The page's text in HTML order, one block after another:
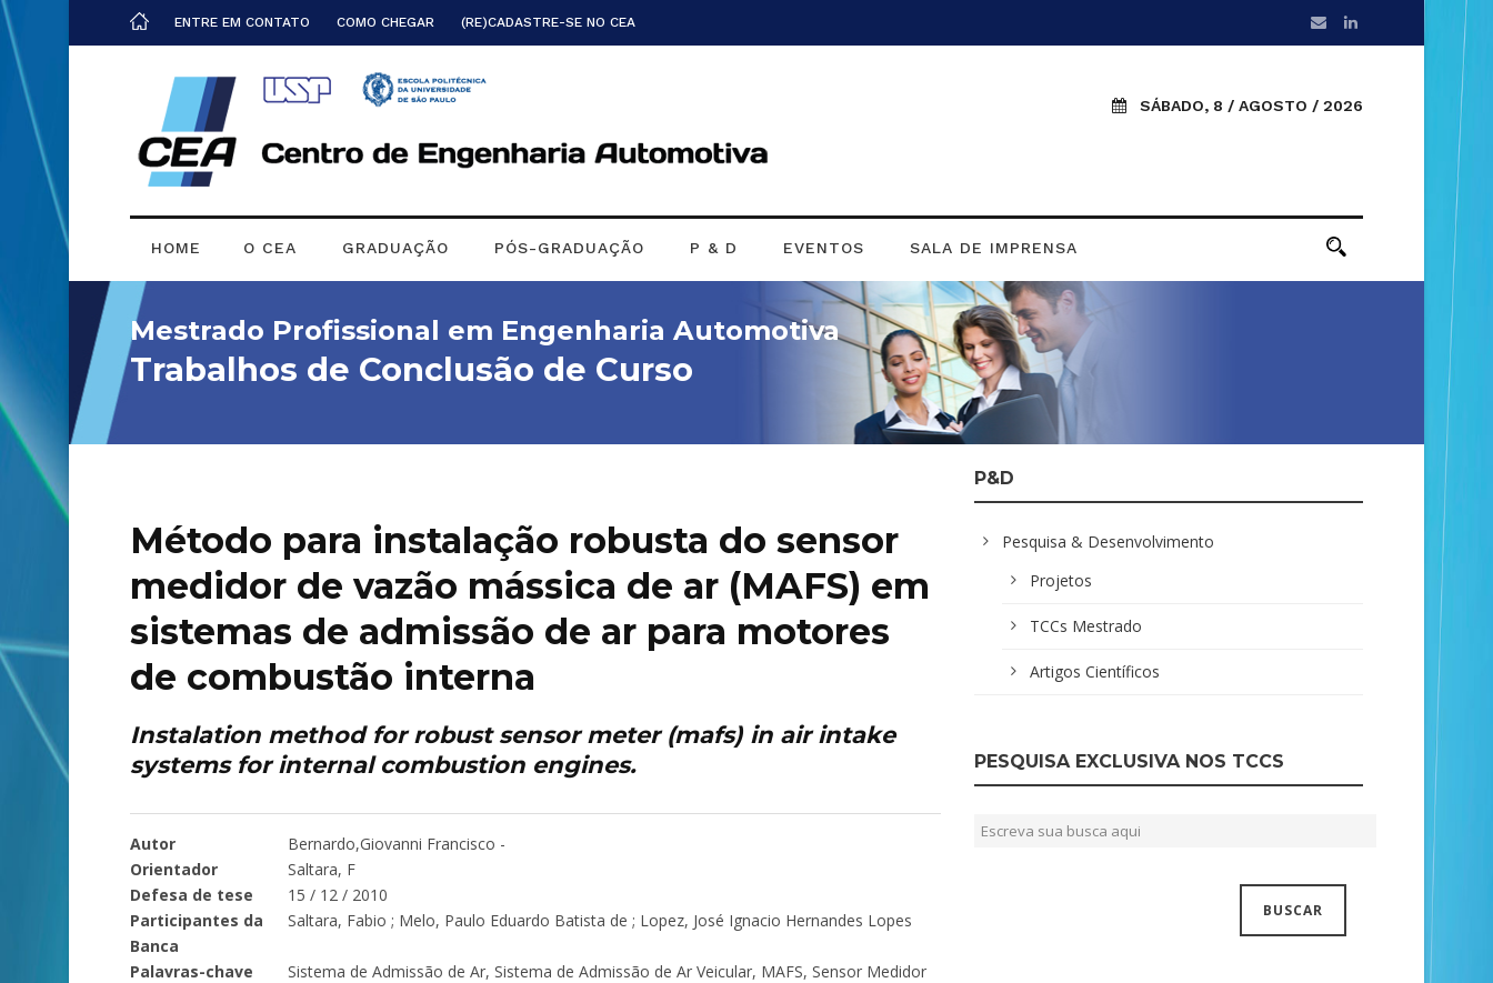
ENTRE EM CONTATO COMO CHEGAR (RE)CADASTRE-SE NO CEA
SÁBADO, 8 / AGOSTO / 2026
HOME O CEA GRADUAÇÃO PÓS-GRADUAÇÃO P & D EVENTOS SALA DE IMPRENSA
Mestrado Profissional em Engenharia Automotiva
Trabalhos de Conclusão de Curso
Método para instalação robusta do sensor
medidor de vazão mássica de ar (MAFS) em
sistemas de admissão de ar para motores
de combustão interna
Instalation method for robust sensor meter (mafs) in air intake
systems for internal combustion engines.
Autor
Bernardo,Giovanni Francisco -
Orientador
Saltara, F
Defesa de tese
15 / 12 / 2010
Participantes da
Banca
Saltara, Fabio ; Melo, Paulo Eduardo Batista de ; Lopez, José Ignacio Hernandes Lopes
Palavras-chave
Sistema de Admissão de Ar, Sistema de Admissão de Ar Veicular, MAFS, Sensor Medidor
P&D
Pesquisa & Desenvolvimento
Projetos
TCCs Mestrado
Artigos Científicos
PESQUISA EXCLUSIVA NOS TCCS